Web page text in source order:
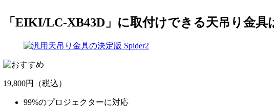
「EIKI/LC-XB43D」 に取付けできる天吊り金具
19,800円 （税込）
99%のプロジェクターに対応